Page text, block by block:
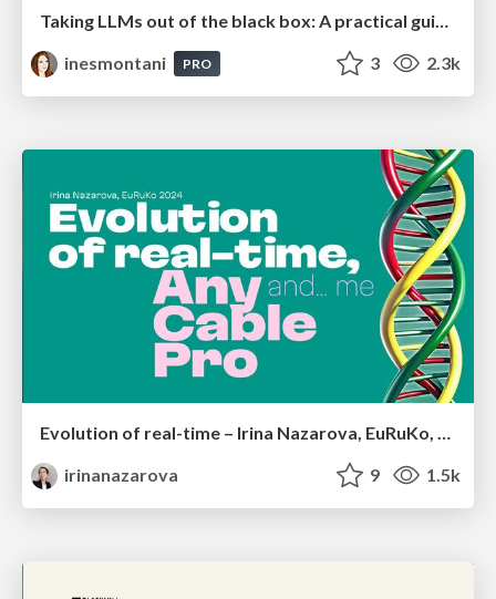
inesmontani
PRO 3 2.3k
Evolution of real-time – Irina Nazarova, EuRuKo, 2024
irinanazarova
9 1.5k